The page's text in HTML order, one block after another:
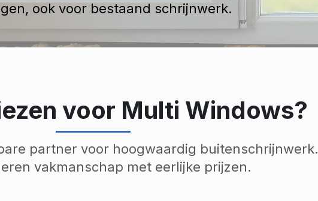
ook voor bestaand schrijnwerk.
voor Multi Windows?
partner voor hoogwaardig buitenschrijnwerk.
vakmanschap met eerlijke prijzen.